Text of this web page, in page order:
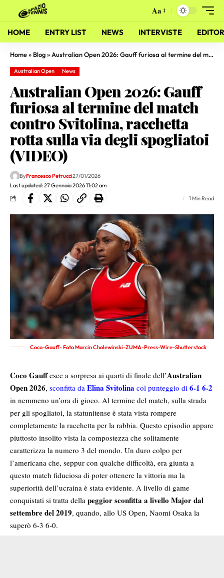
Aa
HOME ENTRY LIST NEWS INTERVISTE
Home» Blog» Australian Open 2026: Gauff furiosa al termine del match contro Svitolina, racchetta rotta sulla via degli spogliatoi (VIDEO)
Australian Open News
Australian Open 2026: Gauff
furiosa al termine del match
contro Svitolina, racchetta
rotta sulla via degli spogliatoi
(VIDEO)
Last updated: 27 Gennaio 2026 11:02 am
ByFrancesco Petrucci27/01/2026
1 Min Read
Coco-Gauff- Foto Marcin Cholewinski-ZUMA-Press-Wire-Shutterstock
Coco Gauffesce a sorpresa ai quarti di finale dell’Australian
Open 2026, sconfitta da Elina Svitolina col punteggio di 6-1 6-2
in nemmeno un’ora di gioco. Al termine del match, sulla strada
per gli spogliatoi, la statunitense è stata vista rompere
completamente la racchetta per la rabbia. Questo episodio appare
piuttosto insolito vista la compostezza che solitamente
caratterizza la numero 3 del mondo. Un duro colpo per
l’americana che, seppur con qualche difficoltà, era giunta a
questo match fiduciosa di poter ottenere la vittoria ma la
superiorità dell’ucraina è stata evidente. A livello di game
conquistati si tratta della peggior sconfitta a livello Major dal
settembre del 2019, quando, allo US Open, Naomi Osaka la
superò 6-3 6-0.